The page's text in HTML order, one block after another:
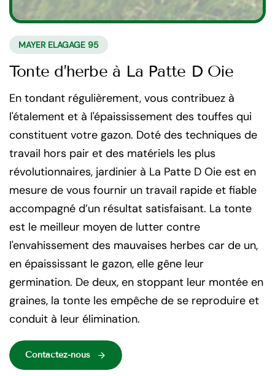
MAYER ELAGAGE 95
Tonte d’herbe à La Patte D Oie
En tondant régulièrement, vous contribuez à
l'étalement et à l'épaississement des touffes qui
constituent votre gazon. Doté des techniques de
travail hors pair et des matériels les plus
révolutionnaires, jardinier à La Patte D Oie est en
mesure de vous fournir un travail rapide et fiable
accompagné d’un résultat satisfaisant. La tonte
est le meilleur moyen de lutter contre
l'envahissement des mauvaises herbes car de un,
en épaississant le gazon, elle gêne leur
germination. De deux, en stoppant leur montée en
graines, la tonte les empêche de se reproduire et
conduit à leur élimination.
Contactez-nous